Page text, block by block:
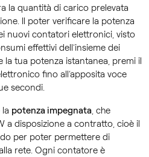
la quantità di carico prelevata
Il poter verificare la potenza
nuovi contatori elettronici, visto
effettivi dell’insieme dei
tua potenza istantanea, premi il
fino all’apposita voce
secondi.
potenza impegnata, che
a disposizione a contratto, cioè il
per poter permettere di
rete. Ogni contatore è